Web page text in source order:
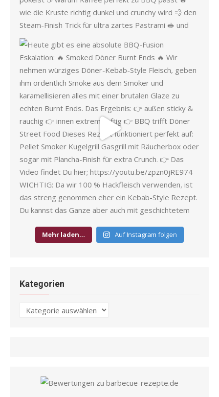
Mehr laden… Auf Instagram folgen
Kategorien
Kategorien